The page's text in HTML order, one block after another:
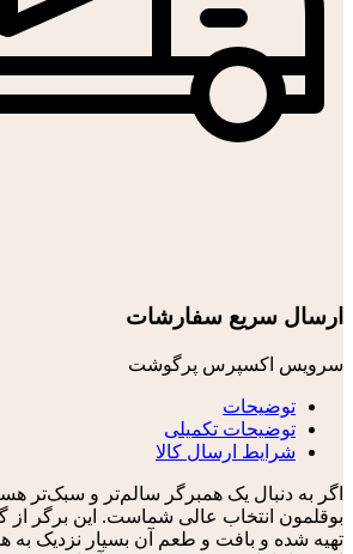
ارسال سریع سفارشات
سرویس اکسپرس پرگوشت
توضیحات
توضیحات تکمیلی
شرایط ارسال کالا
اگر به دنبال یک همبرگر سالم‌تر و سبک‌تر
بوقلمون انتخاب عالی شماست. این برگر از
تهیه شده و بافت و طعم آن بسیار نزدیک